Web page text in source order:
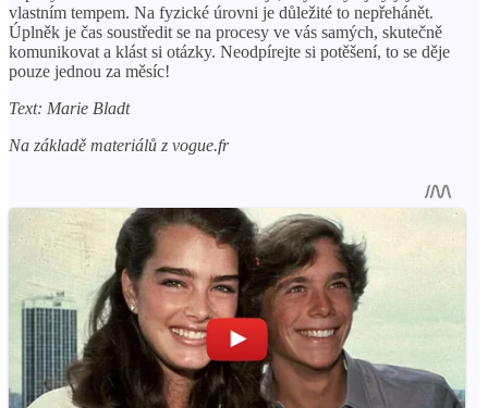
vlastním tempem. Na fyzické úrovni je důležité to nepřehánět.
Úplněk je čas soustředit se na procesy ve vás samých, skutečně
komunikovat a klást si otázky. Neodpírejte si potěšení, to se děje
pouze jednou za měsíc!
Text: Marie Bladt
Na základě materiálů z vogue.fr